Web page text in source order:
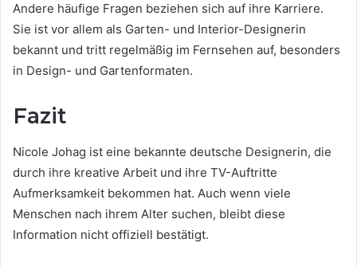
Andere häufige Fragen beziehen sich auf ihre Karriere.
Sie ist vor allem als Garten- und Interior-Designerin
bekannt und tritt regelmäßig im Fernsehen auf, besonders
in Design- und Gartenformaten.
Fazit
Nicole Johag ist eine bekannte deutsche Designerin, die
durch ihre kreative Arbeit und ihre TV-Auftritte
Aufmerksamkeit bekommen hat. Auch wenn viele
Menschen nach ihrem Alter suchen, bleibt diese
Information nicht offiziell bestätigt.